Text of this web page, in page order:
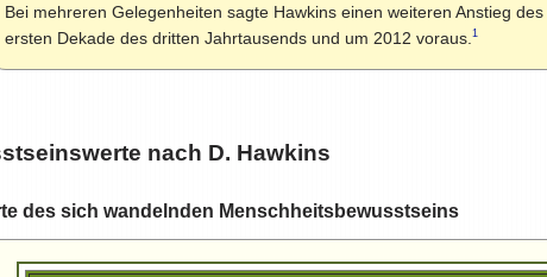
Bei mehreren Gelegenheiten sagte Hawkins einen weiteren Anstieg
ersten Dekade des dritten Jahrtausends und um 2012 voraus.1
nach D. Hawkins
des sich wandelnden Menschheitsbewusstseins